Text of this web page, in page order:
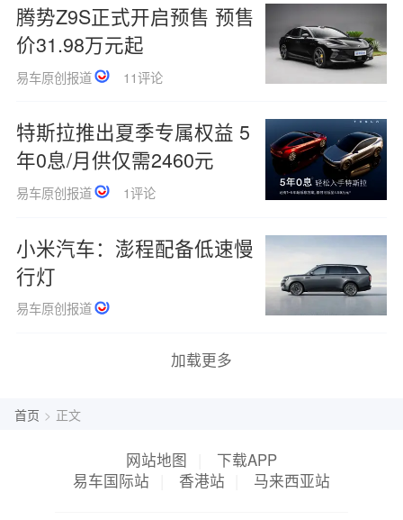
腾势Z9S正式开启预售 预售
价31.98万元起
易车原创报道 11评论
特斯拉推出夏季专属权益 5
年0息/月供仅需2460元
易车原创报道 1评论
小米汽车：澎程配备低速慢
行灯
易车原创报道
加载更多
首页 > 正文
网站地图
下载APP
易车国际站
香港站 马来西亚站